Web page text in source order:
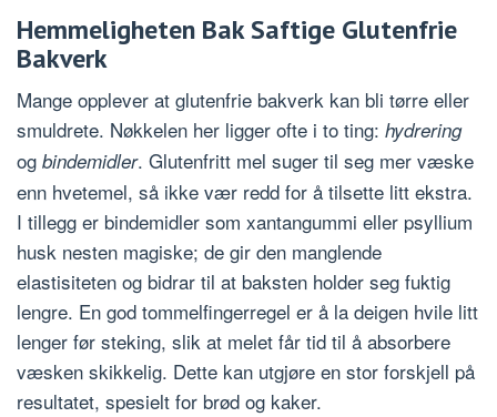
Hemmeligheten Bak Saftige Glutenfrie
Bakverk
Mange opplever at glutenfrie bakverk kan bli tørre eller
smuldrete. Nøkkelen her ligger ofte i to ting: hydrering
og bindemidler. Glutenfritt mel suger til seg mer væske
enn hvetemel, så ikke vær redd for å tilsette litt ekstra.
I tillegg er bindemidler som xantangummi eller psyllium
husk nesten magiske; de gir den manglende
elastisiteten og bidrar til at baksten holder seg fuktig
lengre. En god tommelfingerregel er å la deigen hvile litt
lenger før steking, slik at melet får tid til å absorbere
væsken skikkelig. Dette kan utgjøre en stor forskjell på
resultatet, spesielt for brød og kaker.